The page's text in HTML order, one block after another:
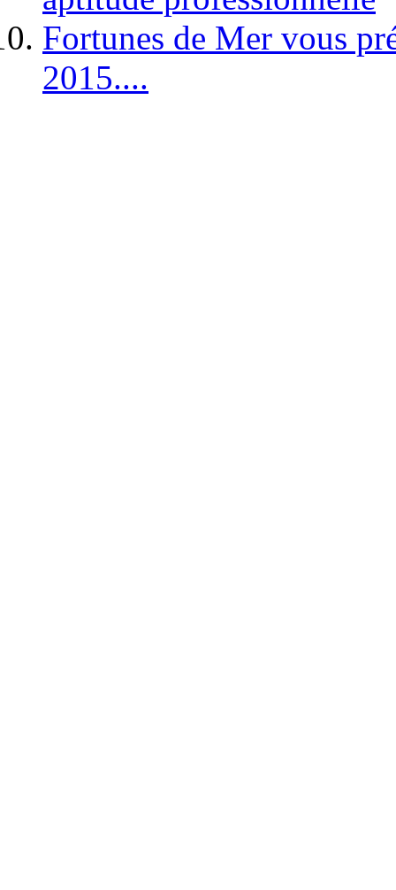
Fortunes de Mer vous
2015....